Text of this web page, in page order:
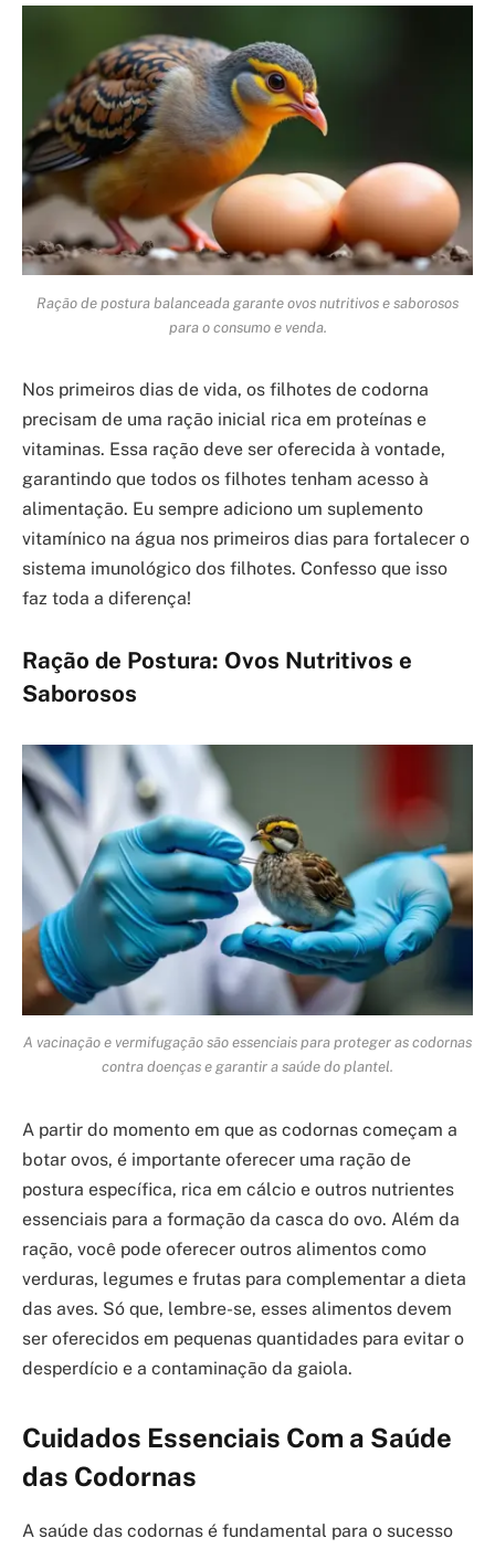
Ração de postura balanceada garante ovos nutritivos e saborosos
para o consumo e venda.
Nos primeiros dias de vida, os filhotes de codorna
precisam de uma ração inicial rica em proteínas e
vitaminas. Essa ração deve ser oferecida à vontade,
garantindo que todos os filhotes tenham acesso à
alimentação. Eu sempre adiciono um suplemento
vitamínico na água nos primeiros dias para fortalecer o
sistema imunológico dos filhotes. Confesso que isso
faz toda a diferença!
Ração de Postura: Ovos Nutritivos e
Saborosos
A vacinação e vermifugação são essenciais para proteger as codornas
contra doenças e garantir a saúde do plantel.
A partir do momento em que as codornas começam a
botar ovos, é importante oferecer uma ração de
postura específica, rica em cálcio e outros nutrientes
essenciais para a formação da casca do ovo. Além da
ração, você pode oferecer outros alimentos como
verduras, legumes e frutas para complementar a dieta
das aves. Só que, lembre-se, esses alimentos devem
ser oferecidos em pequenas quantidades para evitar o
desperdício e a contaminação da gaiola.
Cuidados Essenciais Com a Saúde
das Codornas
A saúde das codornas é fundamental para o sucesso